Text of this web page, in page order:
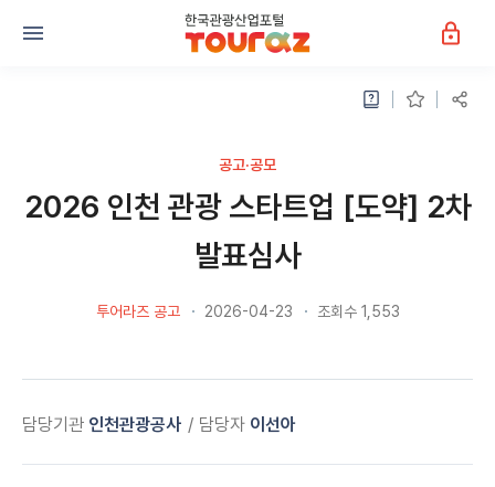
공고·공모
2026 인천 관광 스타트업 [도약] 2차
발표심사
투어라즈 공고 2026-04-23 조회수 1,553
담당기관 인천관광공사 담당자 이선아